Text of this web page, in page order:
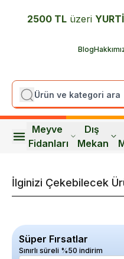
2500 TL üzeri
Blog
Meyve
Fidanları
Dış
Mekan
İlginizi Çekebilecek
Süper Fırsatlar
Sınırlı süreli %50 indirim